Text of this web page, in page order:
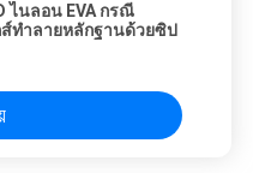
ไนลอน EVA กรณี
ส์ทำลายหลักฐานด้วยซิป